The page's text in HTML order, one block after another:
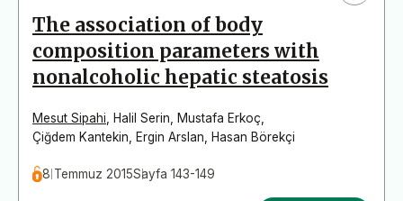
The association of body
composition parameters with
nonalcoholic hepatic steatosis
Mesut Sipahi Halil Serin Mustafa Erkoç
Çiğdem Kantekin
Ergin Arslan Hasan Börekçi
8 Temmuz 2015Sayfa 143-149